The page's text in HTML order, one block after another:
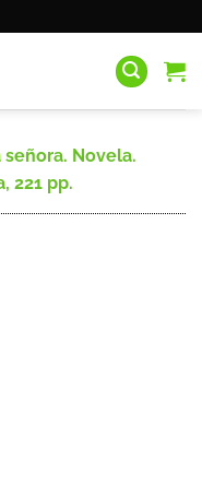
señora. Novela.
221 pp.